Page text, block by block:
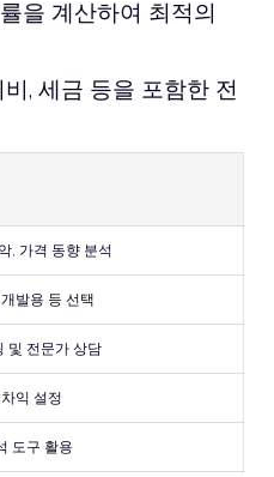
을 계산하여 최적의
비, 세금 등을 포함한 전
, 가격 동향 분석
발용 등 선택
및 전문가 상담
익 설정
도구 활용